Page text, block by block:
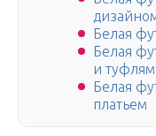
Белая
Белая
и
Белая
платьем